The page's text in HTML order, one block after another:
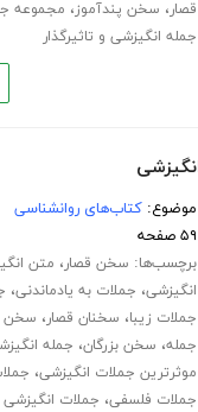
قصار، سخن پندآموز، مجموعه
جمله انگیزشی و تاثیرگذار
موضوع:کتاب‌های روانشناسی
۵۹ صفحه
برچسب‌ها: سخن قصار، متن
انگیزشی، جملات به یادماندنی،
جملات زیبا، سخنان قصار، سخن
جمله، سخن بزرگان، جمله
موثرترین جملات انگیزشی،
جملات فلسفی، جملات انگیزشی